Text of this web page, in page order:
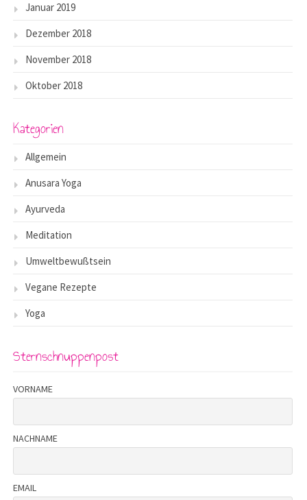
Januar 2019
Dezember 2018
November 2018
Oktober 2018
Kategorien
Allgemein
Anusara Yoga
Ayurveda
Meditation
Umweltbewußtsein
Vegane Rezepte
Yoga
Sternschnuppenpost
VORNAME
NACHNAME
EMAIL